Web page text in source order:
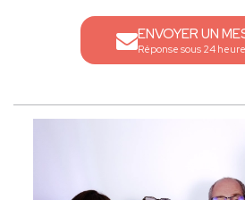
ENVOYER UN
Réponse sous 24